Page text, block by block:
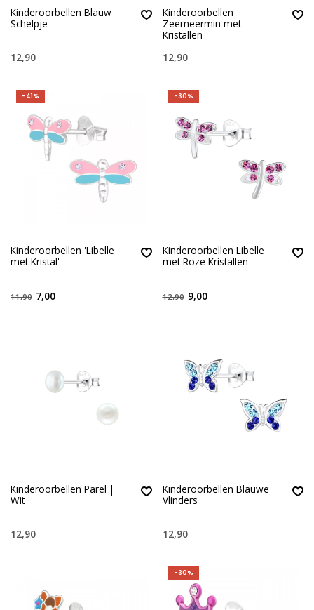
Kinderoorbellen Blauw
Schelpje
12,90
Kinderoorbellen
Zeemeermin met
Kristallen
12,90
-41%
Kinderoorbellen 'Libelle
met Kristal'
11,90 7,00
-30%
Kinderoorbellen Libelle
met Roze Kristallen
12,90 9,00
Kinderoorbellen Parel |
Wit
12,90
Kinderoorbellen Blauwe
Vlinders
12,90
-30%